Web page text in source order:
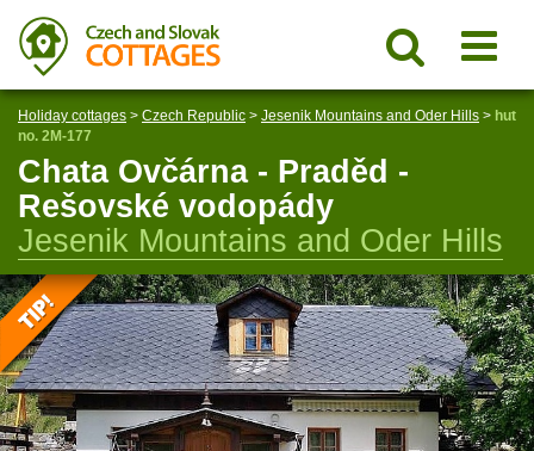
Holiday cottages > Czech Republic > Jesenik Mountains and Oder Hills > hut
no. 2M-177
Chata Ovčárna - Praděd -
Rešovské vodopády
Jesenik Mountains and Oder Hills